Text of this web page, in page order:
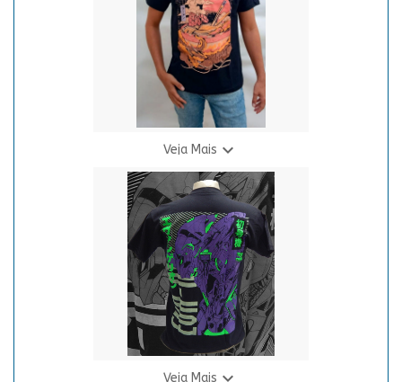
Veja Mais 
Camiseta Dragão Lamen
R$ 69,90
3 X R$ 24,94
Veja Mais